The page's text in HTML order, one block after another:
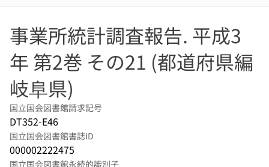
事業所統計調査報告. 平成3
年 第2巻 その21 (都道府県編
岐阜県)
国立国会図書館請求記号
DT352-E46
国立国会図書館書誌ID
000002222475
国立国会図書館永続的識別子